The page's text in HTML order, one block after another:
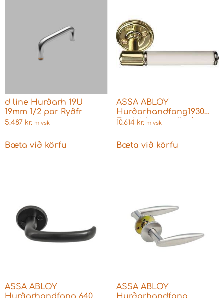
d line Hurðarh 19U
19mm 1/2 par Ryðfr
5.487 kr. m vsk
Bæta við körfu
ASSA ABLOY
Hurðarhandfang1930
Epok Messing/Hvítt
10.614 kr. m vsk
Bæta við körfu
ASSA ABLOY
ASSA ABLOY